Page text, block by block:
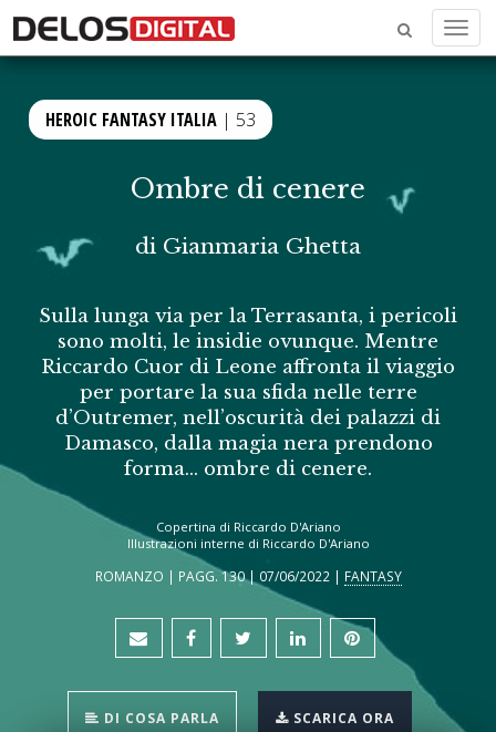
Menu
HEROIC FANTASY ITALIA | 53
Ombre di cenere
di Gianmaria Ghetta
Sulla lunga via per la Terrasanta, i pericoli
sono molti, le insidie ovunque. Mentre
Riccardo Cuor di Leone affronta il viaggio
per portare la sua sfida nelle terre
d’Outremer, nell’oscurità dei palazzi di
Damasco, dalla magia nera prendono
forma… ombre di cenere.
Copertina di Riccardo D'Ariano
Illustrazioni interne di Riccardo D'Ariano
ROMANZO | PAGG. 130 | 07/06/2022 | FANTASY
DI COSA PARLA SCARICA ORA